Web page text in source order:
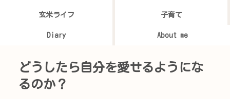
玄米ライフ 子育て
Diary About me
どうしたら自分を愛せるようにな
るのか？